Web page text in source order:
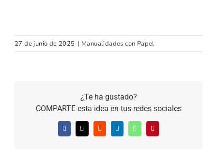
27 de junio de 2025 | Manualidades con Papel
¿Te ha gustado?
COMPARTE esta idea en tus redes sociales
Facebook
X RedditLinkedInWhatsAppPinterest